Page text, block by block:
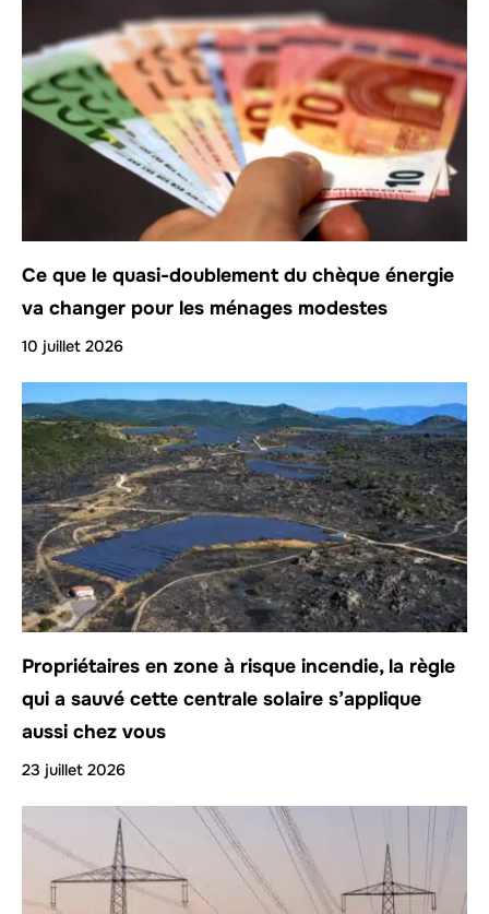
Ce que le quasi-doublement du chèque énergie
va changer pour les ménages modestes
10 juillet 2026
Propriétaires en zone à risque incendie, la règle
qui a sauvé cette centrale solaire s’applique
aussi chez vous
23 juillet 2026